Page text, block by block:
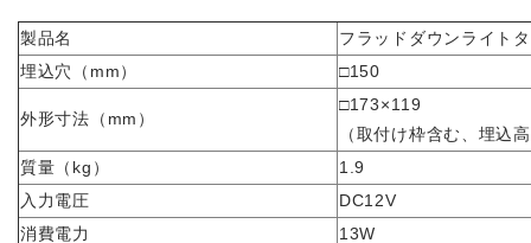
製品名
フラッドダウンライト
埋込穴（mm）
□150
外形寸法（mm）
□173×119
（取付け枠含む、埋込
質量（kg）
1.9
入力電圧
DC12V
消費電力
13W